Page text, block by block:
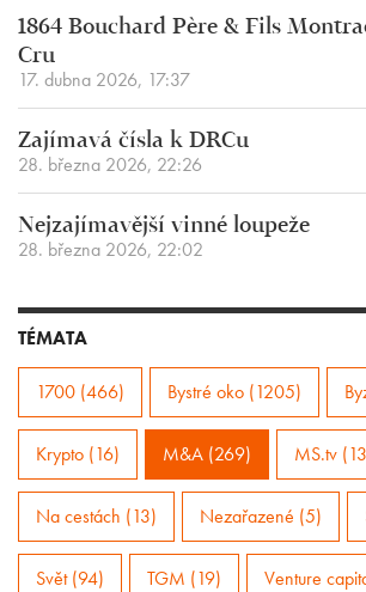
1864 Bouchard Père & Fils
Cru
17. dubna 2026, 17:37
Zajímavá čísla k DRCu
28. března 2026, 22:26
Nejzajímavější vinné loupeže
28. března 2026, 22:02
TÉMATA
1700 (466) Bystré oko (1205)
Krypto (16) M&A (269) MS.tv
Na cestách (13) Nezařazené (5)
Svět (94) TGM (19) Venture